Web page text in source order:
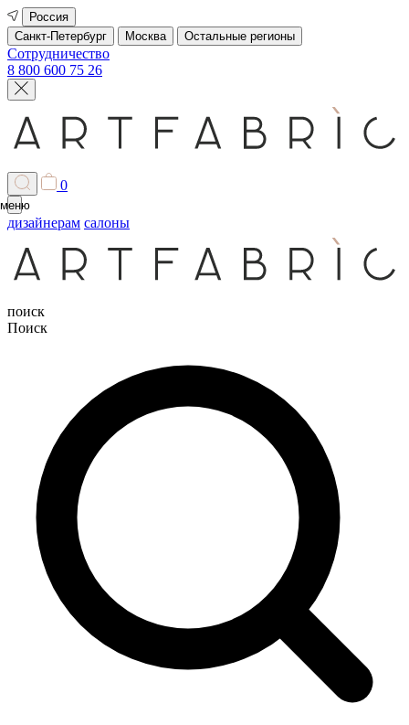
Россия
Санкт-Петербург
Москва Остальные регионы
Сотрудничество
8 800 600 75 26
0
меню
дизайнерам салоны
поиск
Поиск